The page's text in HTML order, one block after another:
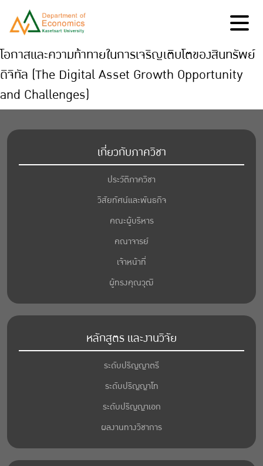
โอกาสและความท้าทายในการเจริญเติบโตของสินทรัพย์
ดิจิทัล (The Digital Asset Growth Opportunity
and Challenges)
เกี่ยวกับภาควิชา
ประวัติภาควิชา
วิสัยทัศน์และพันธกิจ
คณะผู้บริหาร
คณาจารย์
เจ้าหน้าที่
ผู้ทรงคุณวุฒิ
หลักสูตร และงานวิจัย
ระดับปริญญาตรี
ระดับปริญญาโท
ระดับปริญญาเอก
ผลงานทางวิชาการ